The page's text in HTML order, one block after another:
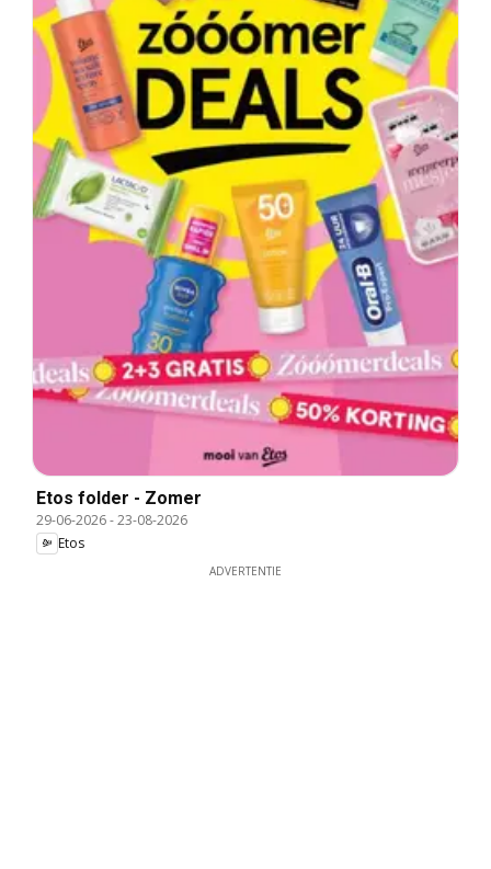
Etos folder - Zomer
29-06-2026-23-08-2026
Etos
ADVERTENTIE